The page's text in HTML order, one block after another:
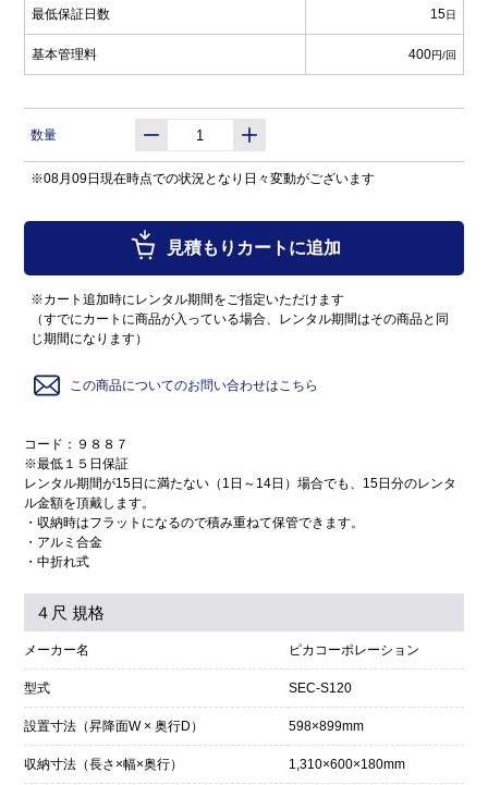
最低保証日数 15日
基本管理料 400円/回
数量
※08月09日現在時点での状況となり日々変動がございます
見積もりカートに追加
※カート追加時にレンタル期間をご指定いただけます
（すでにカートに商品が入っている場合、レンタル期間はその商品と同
じ期間になります）
この商品についてのお問い合わせはこちら
コード：９８８７
※最低１５日保証
レンタル期間が15日に満たない（1日～14日）場合でも、15日分のレンタ
ル金額を頂戴します。
・収納時はフラットになるので積み重ねて保管できます。
・アルミ合金
・中折れ式
４尺 規格
メーカー名 ピカコーポレーション
型式 SEC-S120
設置寸法（昇降面W × 奥行D） 598×899mm
収納寸法（長さ×幅×奥行） 1,310×600×180mm